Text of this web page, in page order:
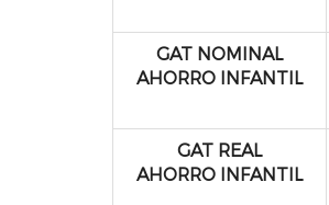
GAT NOMINAL
AHORRO INFANTIL
GAT REAL
AHORRO INFANTIL